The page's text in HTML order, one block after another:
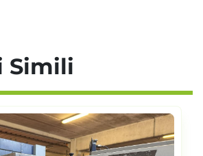
Simili